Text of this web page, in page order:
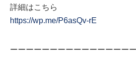
詳細はこちら
https://wp.me/P6asQv-rE
ーーーーーーーーーーーーーーー